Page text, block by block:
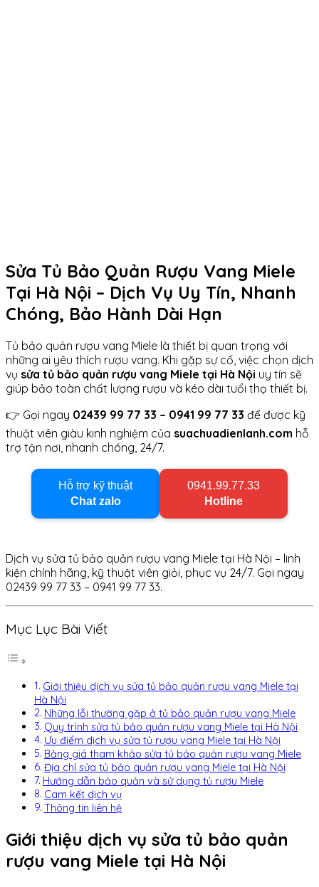
Sửa Tủ Bảo Quản Rượu Vang Miele
Tại Hà Nội – Dịch Vụ Uy Tín, Nhanh
Chóng, Bảo Hành Dài Hạn
Tủ bảo quản rượu vang Miele là thiết bị quan trọng với
những ai yêu thích rượu vang. Khi gặp sự cố, việc chọn dịch
vụ sửa tủ bảo quản rượu vang Miele tại Hà Nội uy tín sẽ
giúp bảo toàn chất lượng rượu và kéo dài tuổi thọ thiết bị.
👉 Gọi ngay 02439 99 77 33 – 0941 99 77 33 để được kỹ
thuật viên giàu kinh nghiệm của suachuadienlanh.com hỗ
trợ tận nơi, nhanh chóng, 24/7.
Hỗ trợ kỹ thuật
Chat zalo
0941.99.77.33
Hotline
Dịch vụ sửa tủ bảo quản rượu vang Miele tại Hà Nội – linh
kiện chính hãng, kỹ thuật viên giỏi, phục vụ 24/7. Gọi ngay
02439 99 77 33 – 0941 99 77 33.
Mục Lục Bài Viết
Giới thiệu dịch vụ sửa tủ bảo quản rượu vang Miele tại
Hà Nội
Những lỗi thường gặp ở tủ bảo quản rượu vang Miele
Quy trình sửa tủ bảo quản rượu vang Miele tại Hà Nội
Ưu điểm dịch vụ sửa tủ rượu vang Miele tại Hà Nội
Bảng giá tham khảo sửa tủ bảo quản rượu vang Miele
Địa chỉ sửa tủ bảo quản rượu vang Miele tại Hà Nội
Hướng dẫn bảo quản và sử dụng tủ rượu Miele
Cam kết dịch vụ
Thông tin liên hệ
Giới thiệu dịch vụ sửa tủ bảo quản
rượu vang Miele tại Hà Nội